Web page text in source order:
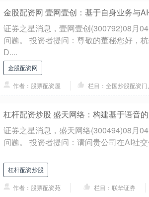
金股配资网 壹网壹创：基于自身业务与
证券之星消息，壹网壹创(300792)08月
问题。 投资者提问：尊敬的董秘您好，
D....
金股配资网
作者：股票配资屋 栏目：全国炒股配资门
杠杆配资炒股 盛天网络：构建基于语音
证券之星消息，盛天网络(300494)08月
问题。 投资者提问：请问贵公司在AI社
杠杆配资炒股
作者：股票配资苑 栏目：联华证券